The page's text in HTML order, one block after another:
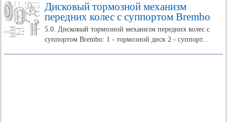
Дисковый тормозной механизм
передних колес с суппортом Brembo
5.0. Дисковый тормозной механизм передних колес с
суппортом Brembo: 1 - тормозной диск 2 - суппорт...